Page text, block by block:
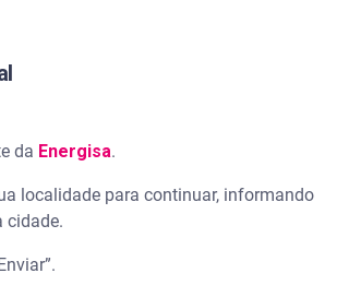
da Energisa.
localidade para continuar, informando
cidade.